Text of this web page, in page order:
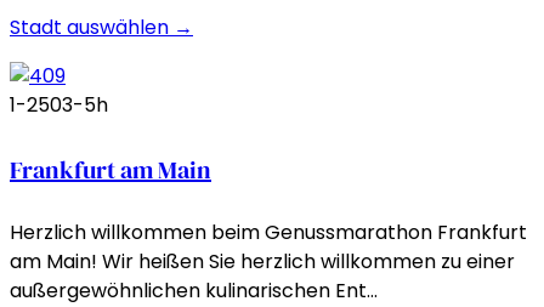
Stadt auswählen →
1-2503-5h
Frankfurt am Main
Herzlich willkommen beim Genussmarathon Frankfurt
am Main! Wir heißen Sie herzlich willkommen zu einer
außergewöhnlichen kulinarischen Ent…